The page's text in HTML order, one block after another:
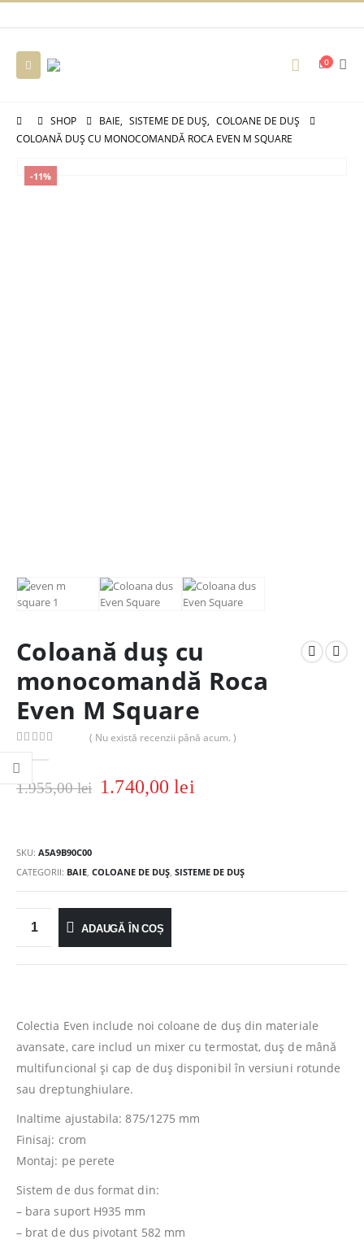
0
SHOP BAIE, SISTEME DE DUȘ, COLOANE DE DUȘ
COLOANĂ DUȘ CU MONOCOMANDĂ ROCA EVEN M SQUARE
-11%
Coloană duș cu
monocomandă Roca
Even M Square
( Nu există recenzii până acum. )
1.955,00lei 1.740,00lei
SKU: A5A9B90C00
CATEGORII: BAIE COLOANE DE DUȘ SISTEME DE DUȘ
ADAUGĂ ÎN COȘ
Colectia Even include noi coloane de duș din materiale
avansate, care includ un mixer cu termostat, duș de mână
multifuncional și cap de duș disponibil în versiuni rotunde
sau dreptunghiulare.
Inaltime ajustabila: 875/1275 mm
Finisaj: crom
Montaj: pe perete
Sistem de dus format din:
– bara suport H935 mm
– brat de dus pivotant 582 mm